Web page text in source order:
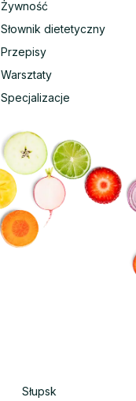
Żywność
Słownik dietetyczny
Przepisy
Warsztaty
Specjalizacje
Słupsk